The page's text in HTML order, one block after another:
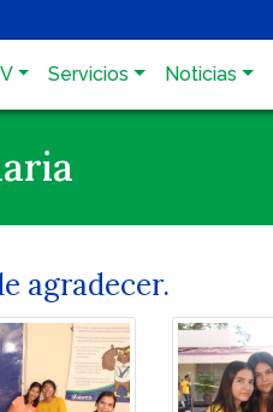
Servicios Noticias
agradecer.